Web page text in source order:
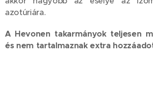
azotúriára.
A Hevonen takarmányok teljesen
és nem tartalmaznak extra